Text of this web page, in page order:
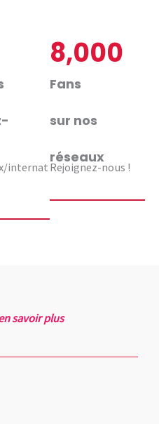
internat
Fans
sur nos
réseaux
8,000
Rejoignez-nous !
savoir plus